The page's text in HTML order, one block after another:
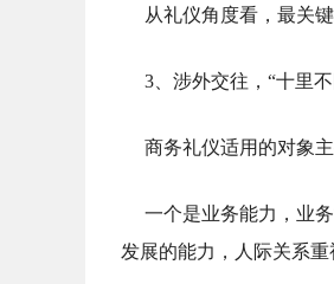
从礼仪角度看，最关
3、涉外交往，“十里
商务礼仪适用的对象
一个是业务能力，业
发展的能力，人际关系重